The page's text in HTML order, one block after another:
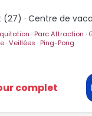
(27) · Centre de
Musée · Veillées · Ping-Pong
complet